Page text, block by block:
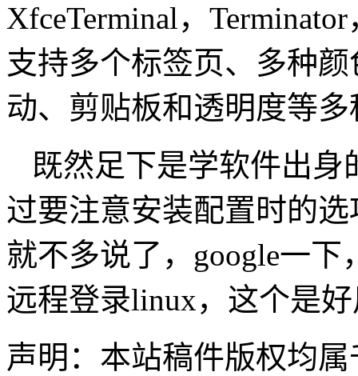
XfceTerminal，
支持多个标签页、多种
动、剪贴板和透明度等
既然足下是学软件出
过要注意安装配置时的
就不多说了，google一下
远程登录linux，这个是
声明：本站稿件版权均